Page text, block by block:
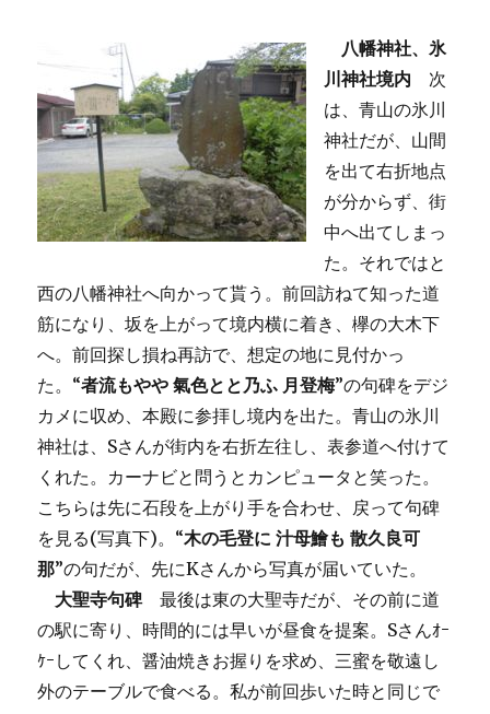
八幡神社、氷
川神社境内 次
は、青山の氷川
神社だが、山間
を出て右折地点
が分からず、街
中へ出てしまっ
た。それではと
西の八幡神社へ向かって貰う。前回訪ねて知った道
筋になり、坂を上がって境内横に着き、欅の大木下
へ。前回探し損ね再訪で、想定の地に見付かっ
た。“者流もやや 氣色とと乃ふ 月登梅”の句碑をデジ
カメに収め、本殿に参拝し境内を出た。青山の氷川
神社は、Sさんが街内を右折左往し、表参道へ付けて
くれた。カーナビと問うとカンピュータと笑った。
こちらは先に石段を上がり手を合わせ、戻って句碑
を見る(写真下)。“木の毛登に 汁母鱠も 散久良可
那”の句だが、先にKさんから写真が届いていた。
大聖寺句碑最後は東の大聖寺だが、その前に道
の駅に寄り、時間的には早いが昼食を提案。Sさんｵｰ
ｹｰしてくれ、醤油焼きお握りを求め、三蜜を敬遠し
外のテーブルで食べる。私が前回歩いた時と同じで